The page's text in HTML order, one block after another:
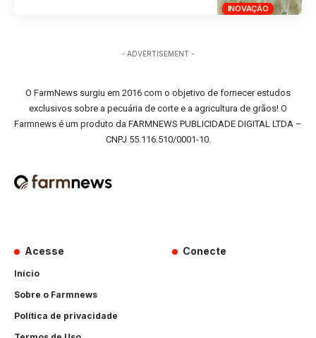
INOVAÇÃO
- ADVERTISEMENT -
O FarmNews surgiu em 2016 com o objetivo de fornecer estudos
exclusivos sobre a pecuária de corte e a agricultura de grãos! O
Farmnews é um produto da FARMNEWS PUBLICIDADE DIGITAL LTDA –
CNPJ 55.116.510/0001-10.
Acesse
Início
Sobre o Farmnews
Política de privacidade
Conecte